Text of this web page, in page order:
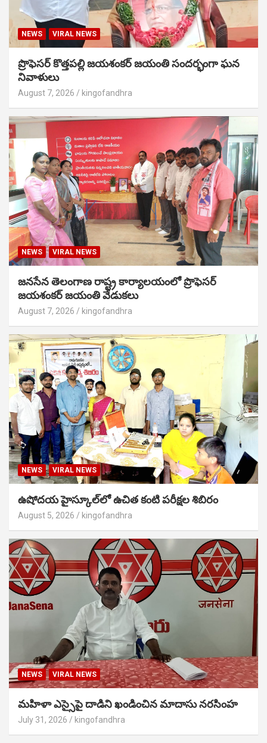
NEWS VIRAL NEWS
ప్రొఫెసర్ కొత్తపల్లి జయశంకర్ జయంతి సందర్భంగా ఘన
నివాళులు
August 7, 2026 kingofandhra
NEWS VIRAL NEWS
జనసేన తెలంగాణ రాష్ట్ర కార్యాలయంలో ప్రొఫెసర్
జయశంకర్ జయంతి వేడుకలు
August 7, 2026 kingofandhra
NEWS VIRAL NEWS
ఉషోదయ హైస్కూల్‌లో ఉచిత కంటి పరీక్షల శిబిరం
August 5, 2026 kingofandhra
NEWS VIRAL NEWS
మహిళా ఎస్సైపై దాడిని ఖండించిన మాదాసు నరసింహ
July 31, 2026 kingofandhra